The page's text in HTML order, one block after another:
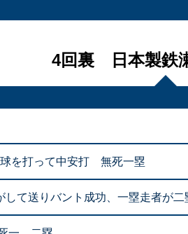
4回裏 日本製鉄
を打って中安打 無死一塁
て送りバント成功、一塁走者が